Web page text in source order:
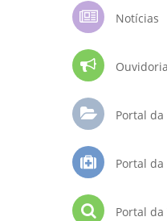
Notícias
Ouvidoria
Portal
Portal da
Portal